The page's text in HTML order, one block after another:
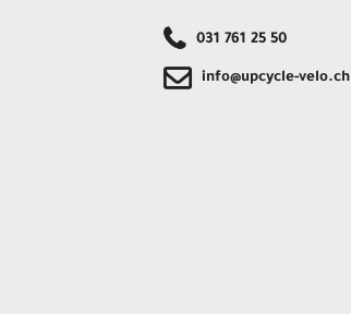
031 761 25 50
info@upcycle-velo.ch